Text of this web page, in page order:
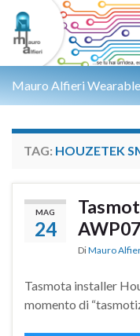
Mauro Alfieri
TAG: HOUZETEK
MAG
24
DiMauro
Tasmota installer
momento di